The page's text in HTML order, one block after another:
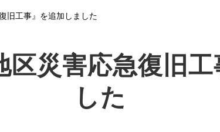
旧工事』を追加しました
区災害応急復旧
した